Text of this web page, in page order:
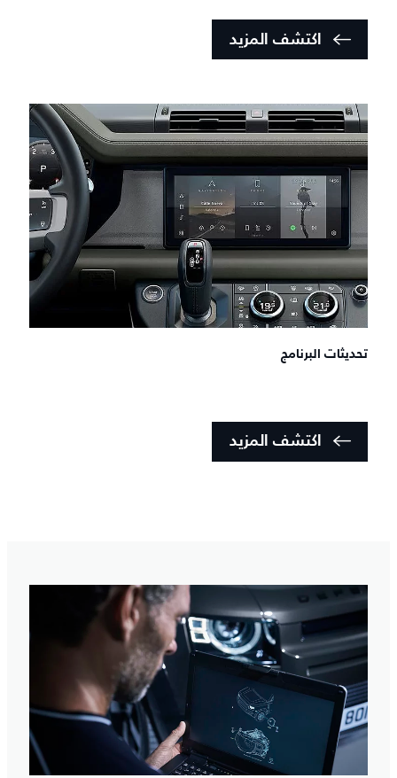
اكتشف المزيد
تحديثات البرنامج
اكتشف المزيد